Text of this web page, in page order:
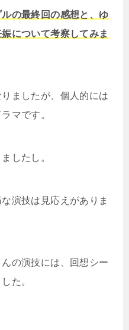
の最終回の感想と、ゆ
について考察してみま
ましたが、個人的には
マです。
したし。
演技は見応えがありま
の演技には、回想シー
た。